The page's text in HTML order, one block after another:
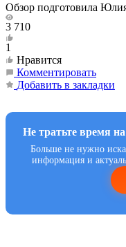
Обзор подготовила
3 710
1
Нравится
Комментировать
Добавить в закладки
Не тратьте время
Больше не нужно
информация и